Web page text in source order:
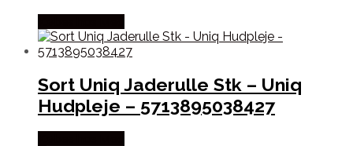
Sort Uniq Jaderulle Stk – Uniq
Hudpleje – 5713895038427